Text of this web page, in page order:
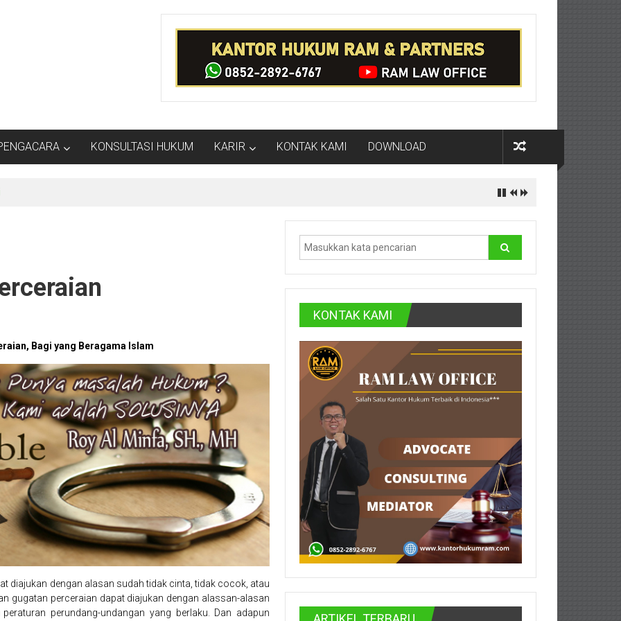
KONSULTASI HUKUM KARIR KONTAK KAMI DOWNLOAD
Baru
Bagi yang Beragama Islam
diajukan dengan alasan sudah tidak cinta, tidak cocok, atau
gugatan perceraian dapat diajukan dengan alassan-alasan
perundang-undangan yang berlaku. Dan adapun
KONTAK KAMI